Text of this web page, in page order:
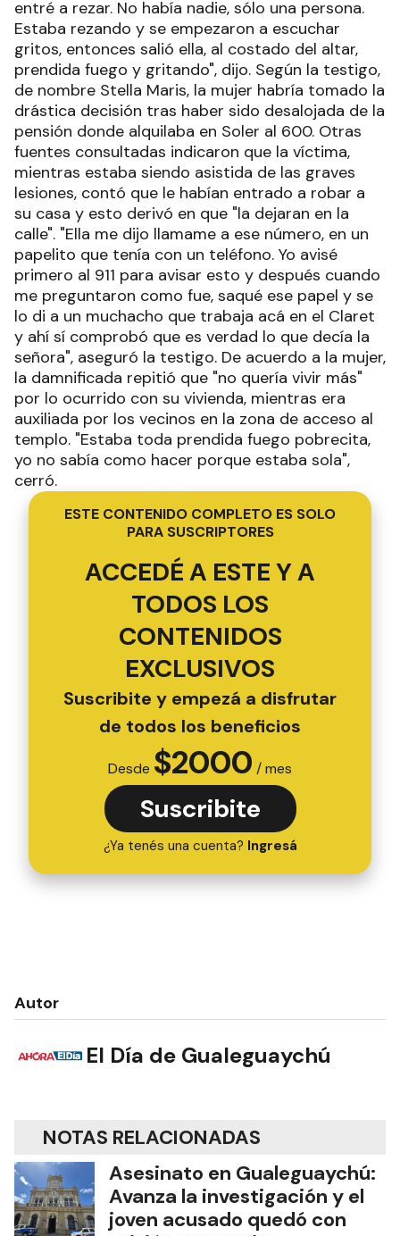
entré a rezar. No había nadie, sólo una persona.
Estaba rezando y se empezaron a escuchar
gritos, entonces salió ella, al costado del altar,
prendida fuego y gritando", dijo. Según la testigo,
de nombre Stella Maris, la mujer habría tomado la
drástica decisión tras haber sido desalojada de la
pensión donde alquilaba en Soler al 600. Otras
fuentes consultadas indicaron que la víctima,
mientras estaba siendo asistida de las graves
lesiones, contó que le habían entrado a robar a
su casa y esto derivó en que "la dejaran en la
calle". "Ella me dijo llamame a ese número, en un
papelito que tenía con un teléfono. Yo avisé
primero al 911 para avisar esto y después cuando
me preguntaron como fue, saqué ese papel y se
lo di a un muchacho que trabaja acá en el Claret
y ahí sí comprobó que es verdad lo que decía la
señora", aseguró la testigo. De acuerdo a la mujer,
la damnificada repitió que "no quería vivir más"
por lo ocurrido con su vivienda, mientras era
auxiliada por los vecinos en la zona de acceso al
templo. "Estaba toda prendida fuego pobrecita,
yo no sabía como hacer porque estaba sola",
cerró.
ESTE CONTENIDO COMPLETO ES SOLO
PARA SUSCRIPTORES
ACCEDÉ A ESTE Y A
TODOS LOS
CONTENIDOS
EXCLUSIVOS
Suscribite y empezá a disfrutar
de todos los beneficios
Desde $2000 / mes
Suscribite
¿Ya tenés una cuenta? Ingresá
Autor
El Día de Gualeguaychú
NOTAS RELACIONADAS
Asesinato en Gualeguaychú:
Avanza la investigación y el
joven acusado quedó con